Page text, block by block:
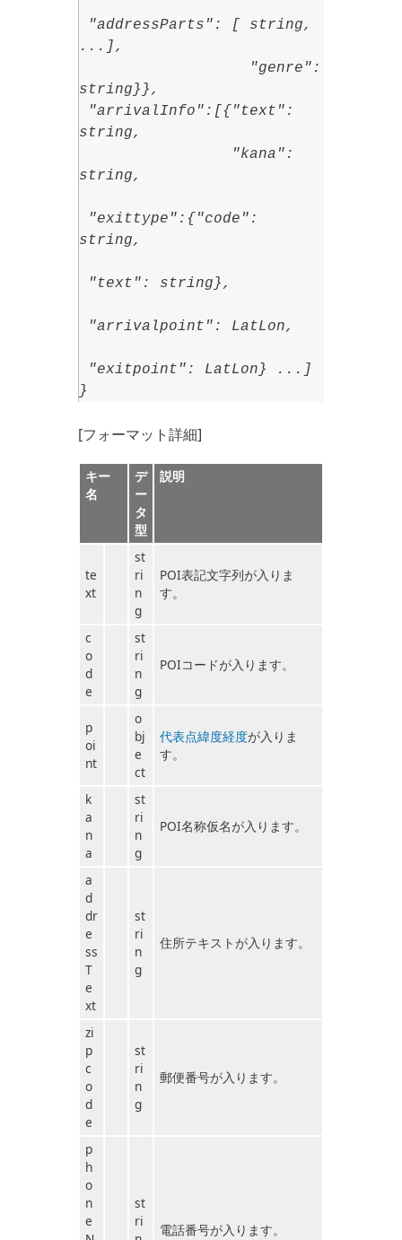
"addressParts": [ string,
...],
"genre":
string}},
"arrivalInfo":[{"text":
string,
"kana":
string,
"exittype":{"code":
string,
"text": string},
"arrivalpoint": LatLon,
"exitpoint": LatLon} ...]
}
[フォーマット詳細]
キー
名
デ
ー
タ
型
説明
te
xt
st
ri
n
g
POI表記文字列が入りま
す。
c
o
d
e
st
ri
n
g
POIコードが入ります。
p
oi
nt
o
bj
e
ct
代表点緯度経度が入りま
す。
k
a
n
a
st
ri
n
g
POI名称仮名が入ります。
a
d
dr
e
ss
T
e
xt
st
ri
n
g
住所テキストが入ります。
zi
p
c
o
d
e
st
ri
n
g
郵便番号が入ります。
p
h
o
n
e
st
ri
電話番号が入ります。